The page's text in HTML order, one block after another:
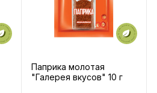
Паприка молотая
"Галерея вкусов" 10 г